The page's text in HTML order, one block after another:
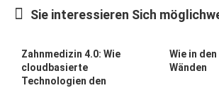
Forum Gesundheit
Allgemein
Sie interessieren Sich
Zahnmedizin 4.0: Wie
cloudbasierte
Technologien den
Wie in
Wänden